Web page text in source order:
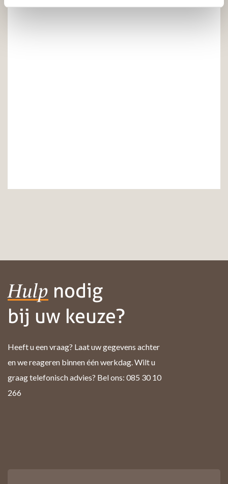
Hulp nodig
bij uw keuze?
Heeft u een vraag? Laat uw gegevens achter
en we reageren binnen één werkdag. Wilt u
graag telefonisch advies? Bel ons: 085 30 10
266